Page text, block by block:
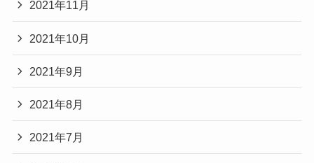
2021年11月
2021年10月
2021年9月
2021年8月
2021年7月